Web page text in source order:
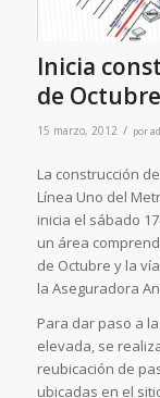
Inicia
de Octubre
15 marzo, 2012 / por
La construcción
Línea Uno del
inicia el sábado
un área
de Octubre y la
la Aseguradora
Para dar paso a
elevada, se
reubicación de
ubicadas en el